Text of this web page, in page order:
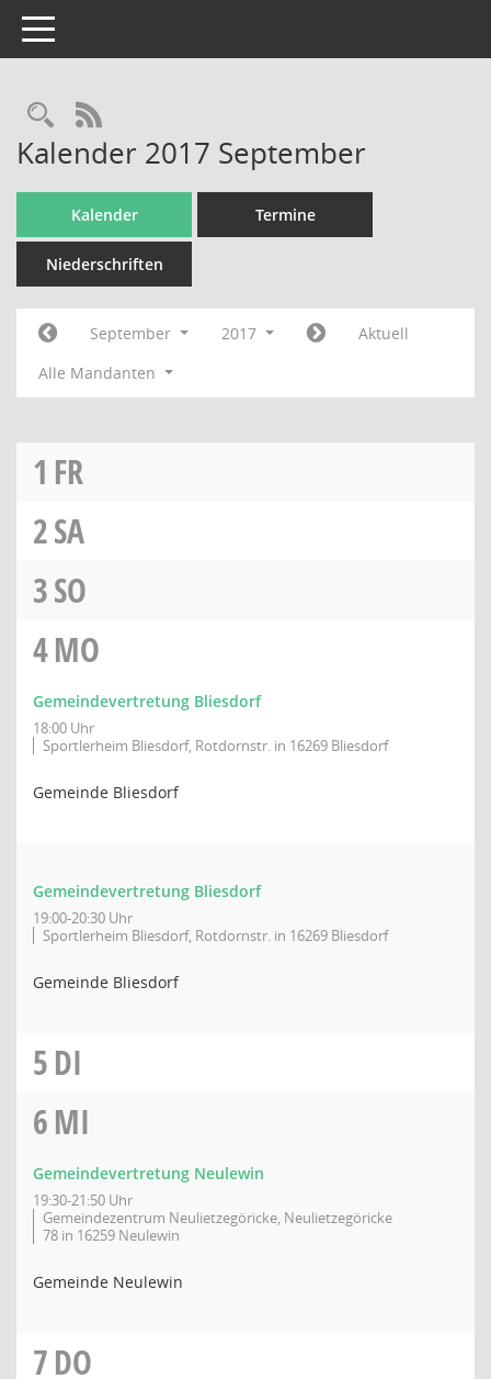
Toggle navigation
Rechercheauswahl
RSS-Feed
Kalender 2017 September
Kalender Termine
Niederschriften
September 2017
Aktuell
Alle Mandanten
1 FR
2SA
3SO
4MO
Gemeindevertretung Bliesdorf
18:00 Uhr
Sportlerheim Bliesdorf, Rotdornstr. in 16269 Bliesdorf
Gemeinde Bliesdorf
Gemeindevertretung Bliesdorf
19:00-20:30 Uhr
Sportlerheim Bliesdorf, Rotdornstr. in 16269 Bliesdorf
Gemeinde Bliesdorf
5DI
6MI
Gemeindevertretung Neulewin
19:30-21:50 Uhr
Gemeindezentrum Neulietzegöricke, Neulietzegöricke
78 in 16259 Neulewin
Gemeinde Neulewin
7DO